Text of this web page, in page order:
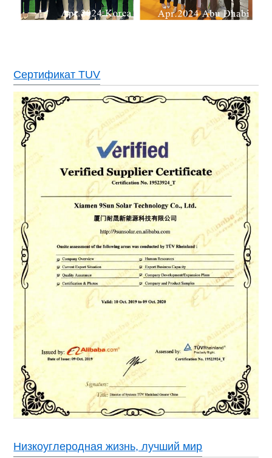
Сертификат TUV
Низкоуглеродная жизнь, лучший мир